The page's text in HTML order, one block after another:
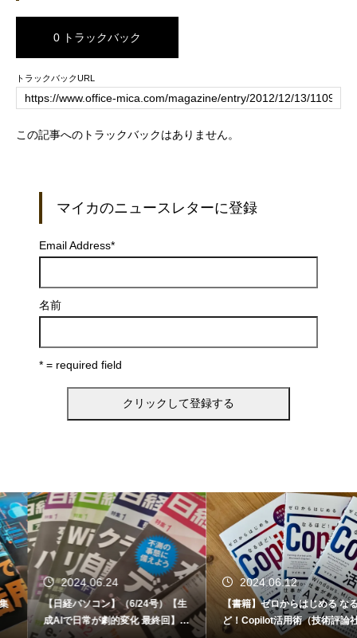
0 トラックバック
トラックバックURL
この記事へのトラックバックはありません。
マイカのニュースレターに登録
Email Address*
名前
* = required field
2024.06.24
【日経パソコン】（6/24号）【生
成AIで日常が劇的変化 最終回】 A
2024.06.12
【書籍】ゼロからはじめる なるほ
ど！Copilot活用術（技術評論社）